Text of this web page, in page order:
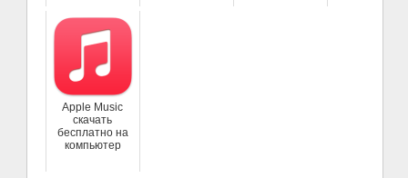
Apple Music
скачать
бесплатно на
компьютер